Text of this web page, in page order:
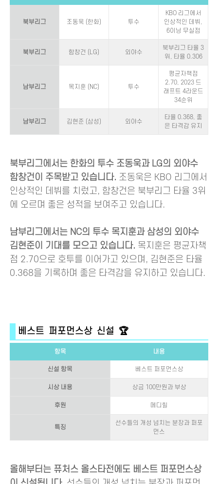
북부리그 조동욱 (한화) 투수
KBO 리그에서
인상적인 데뷔,
6이닝 무실점
북부리그 함창건 (LG) 외야수
북부리그 타율 3
위, 타율 0.306
남부리그 목지훈 (NC) 투수
평균자책점
2.70, 2023 드
래프트 4라운드
34순위
남부리그 김현준 (삼성) 외야수
타율 0.368, 좋
은 타격감 유지
북부리그에서는 한화의 투수 조동욱과 LG의 외야수
함창건이 주목받고 있습니다. 조동욱은 KBO 리그에서
인상적인 데뷔를 치렀고, 함창건은 북부리그 타율 3위
에 오르며 좋은 성적을 보여주고 있습니다.
남부리그에서는 NC의 투수 목지훈과 삼성의 외야수
김현준이 기대를 모으고 있습니다. 목지훈은 평균자책
점 2.70으로 호투를 이어가고 있으며, 김현준은 타율
0.368을 기록하며 좋은 타격감을 유지하고 있습니다.
베스트 퍼포먼스상 신설 🏆
항목 내용
신설 항목 베스트 퍼포먼스상
시상 내용 상금 100만원과 부상
후원 메디힐
특징
선수들의 개성 넘치는 분장과 퍼포
먼스
올해부터는 퓨처스 올스타전에도 베스트 퍼포먼스상